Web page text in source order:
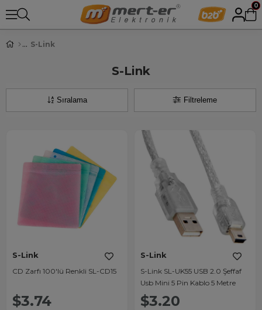
0
S-Link
S-Link
Filtreleme
Sıralama
S-Link
CD Zarfı 100'lü Renkli SL-CD15
$3.74
S-Link
S-Link SL-UK55 USB 2.0 Şeffaf
Usb Mini 5 Pin Kablo 5 Metre
$3.20